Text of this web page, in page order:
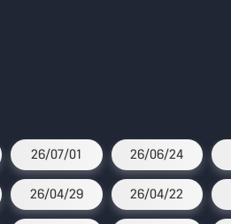
26/07/01 26/06/24
26/04/29 26/04/22